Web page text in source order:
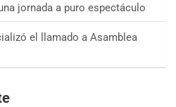
jornada a puro espectáculo
el llamado a Asamblea